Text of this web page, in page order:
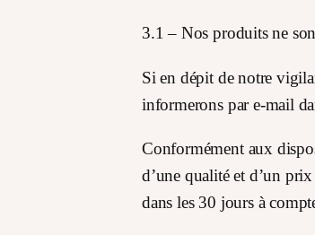
3.1 – Nos produits ne
Si en dépit de notre
informerons par e-mail
Conformément aux
d’une qualité et d’un
dans les 30 jours à